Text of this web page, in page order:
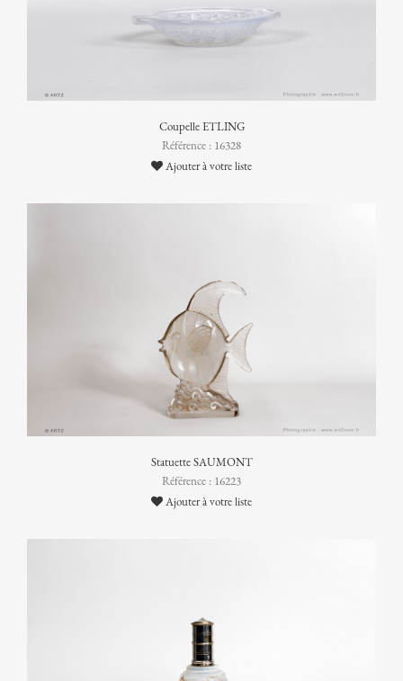
Coupelle ETLING
Référence : 16328
Ajouter à votre liste
Statuette SAUMONT
Référence : 16223
Ajouter à votre liste